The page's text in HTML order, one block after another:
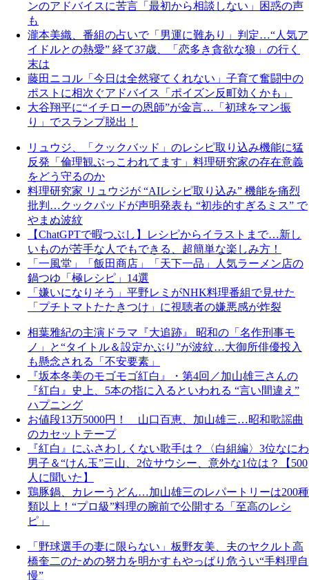
ンのアドバイスに苦言「最初から相談しない」困惑の声
も
瀧本美織、番組の占いで「男運に難あり」判定…“人気ア
イドルとの熱愛” 経て37歳、「恋多き貪欲な狼」の行く
末は
藤田ニコル「今日は全然寝てくれない」子育て奮闘中の
ポストに相次ぐアドバイス「ポイズン反町効くかも」
大谷翔平に“イチローの恩師”が金言…「初球をマン振
り」でスランプ脱出！
リュウジ、「クックバッド」のレシピ取り込み機能に猛
反発「倫理観ぶっこわれてます」料理研究家の存在意義
をどう守るのか
料理研究家 リュウジが “AIレシピ取り込み” 機能を痛烈
批判…クックパッドが声明発表も “初歩的すぎるミス” で
やまぬ波紋
【ChatGPTで暇つぶし】レシピからイラストまで…新し
いものが苦手な人でもできる、超簡単な楽しみ方！
「一風堂」「飯田商店」「天下一品」人気ラーメン店の
鍋つゆ「極レシピ」14選
「嫌いになりそう」平野レミがNHK料理番組で見せた
「プチトマトたたきつけ」に視聴者の嫌悪感が炸裂
相葉雅紀の主演ドラマ『大追跡』 昭和の「名作刑事モ
ノ」と“タイトル＆設定かぶり”が波紋…大御所俳優投入
も懸念される「不安要素」
『坂本冬美のモゴモゴ紅白』・第4回／加山雄三さんの
『紅白』史上、5本の指に入るといわれる “言い間違え”
ハプニング
お値段13万5000円！ 山口百恵、加山雄三…昭和歌謡曲
のカセットテープ
『紅白』にふさわしくない歌手は？〈白組編〉3位なにわ
男子＆“けん玉”三山、2位サウシー、意外な1位は？【500
人に聞いた】
鶏豚鍋、カレーうどん…加山雄三のレパートリーは200種
類以上！“プロ級”料理の腕前で公開する「至高のレシ
ピ」
「野球選手の妻に限らない」板野友美、夫のヤクルト高
橋奎二のための努力を明かすもやっぱり危うい“手料理自
慢”